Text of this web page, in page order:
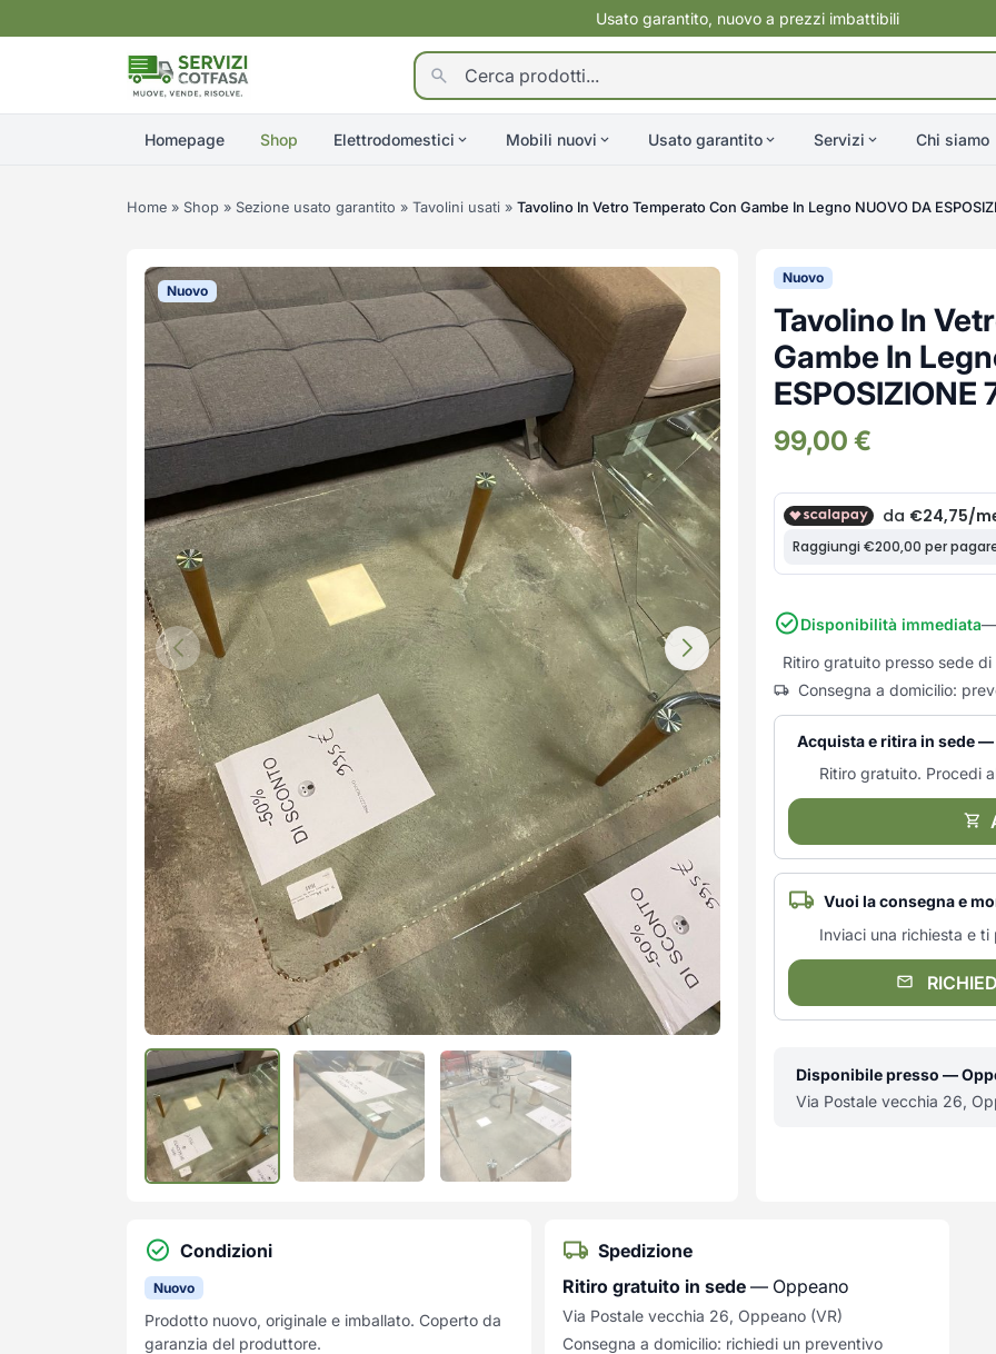
Usato garantito, nuovo a prezzi imbattibili
Homepage Shop Elettrodomestici Mobili nuovi Usato garantito Servizi Chi siamo
Home » Shop » Sezione usato garantito » Tavolini usati » Tavolino In Vetro Temperato Con Gambe In Legno NUOVO DA
Nuovo
Nuovo
Tavolino In
Gambe In
ESPOSIZIONE
99,00 €
Disponibilità immediata—
Ritiro gratuito presso sede
Consegna a domicilio:
Acquista e ritira in sede —
Ritiro gratuito. Procedi
Vuoi la consegna e
Inviaci una richiesta e
Disponibile presso —
Via Postale vecchia 26,
Condizioni
Nuovo
Prodotto nuovo, originale e imballato. Coperto da
garanzia del produttore.
Spedizione
Ritiro gratuito in sede — Oppeano
Via Postale vecchia 26, Oppeano (VR)
Consegna a domicilio: richiedi un preventivo